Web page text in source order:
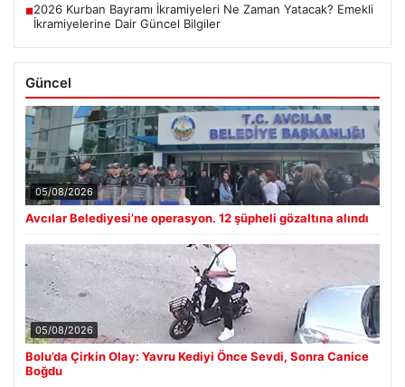
■2026 Kurban Bayramı İkramiyeleri Ne Zaman Yatacak? Emekli
İkramiyelerine Dair Güncel Bilgiler
Güncel
05/08/2026
Avcılar Belediyesi’ne operasyon. 12 şüpheli gözaltına alındı
05/08/2026
Bolu’da Çirkin Olay: Yavru Kediyi Önce Sevdi, Sonra Canice
Boğdu